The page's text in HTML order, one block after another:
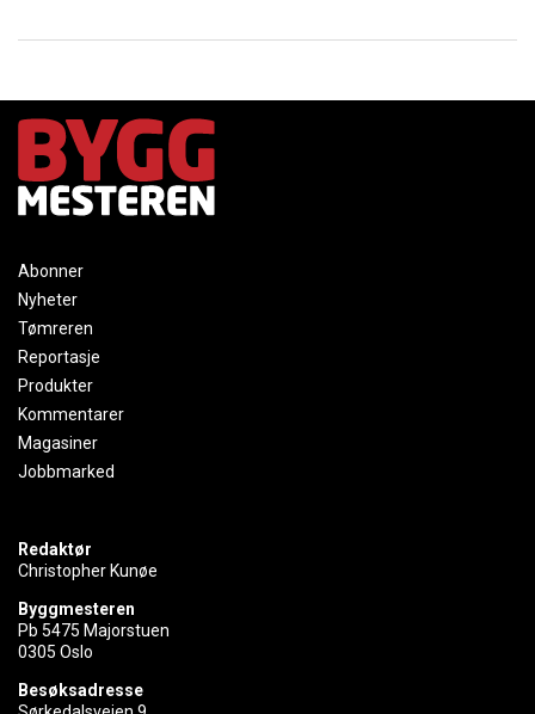
Abonner
Nyheter
Tømreren
Reportasje
Produkter
Kommentarer
Magasiner
Jobbmarked
Redaktør
Christopher Kunøe
Byggmesteren
Pb 5475 Majorstuen
0305 Oslo
Besøksadresse